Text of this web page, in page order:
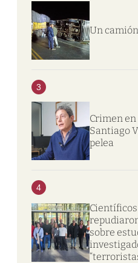
Un
3
Crimen
Santiago
pelea
4
Científicos
sobre